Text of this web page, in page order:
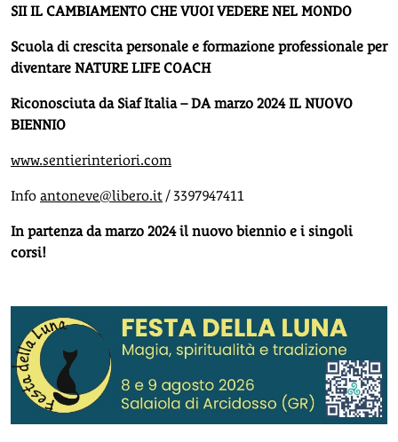
SII IL CAMBIAMENTO CHE VUOI VEDERE NEL MONDO
Scuola di crescita personale e formazione professionale per
diventare NATURE LIFE COACH
Riconosciuta da Siaf Italia – DA marzo 2024 IL NUOVO
BIENNIO
www.sentierinteriori.com
Info antoneve@libero.it/ 3397947411
In partenza da marzo 2024 il nuovo biennio e i singoli
corsi!